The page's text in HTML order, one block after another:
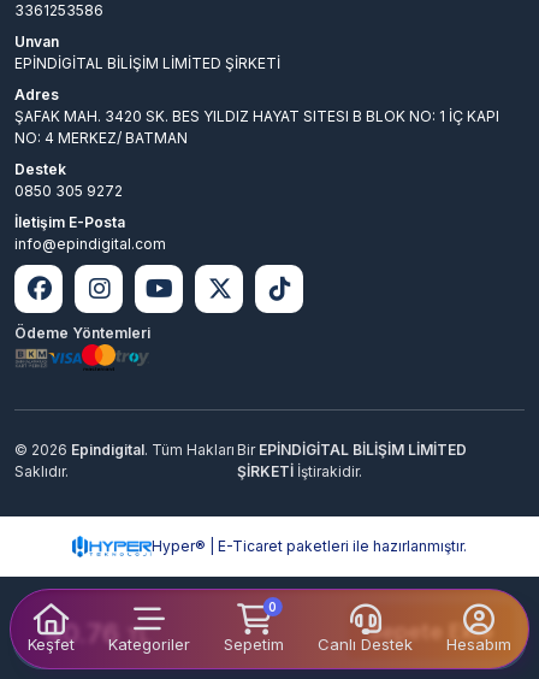
40.76 TL Sepete Ekle
Keşfet Kategoriler
0
Sepetim Canlı Destek Hesabım
3361253586
Unvan
EPİNDİGİTAL BİLİŞİM LİMİTED ŞİRKETİ
Adres
ŞAFAK MAH. 3420 SK. BES YILDIZ HAYAT SITESI B BLOK NO: 1 İÇ KAPI
NO: 4 MERKEZ/ BATMAN
Destek
0850 305 9272
İletişim E-Posta
info@epindigital.com
Ödeme Yöntemleri
© 2026 Epindigital. Tüm Hakları
Saklıdır.
Bir EPİNDİGİTAL BİLİŞİM LİMİTED
ŞİRKETİ İştirakidir.
Hyper® | E-Ticaret paketleri ile hazırlanmıştır.